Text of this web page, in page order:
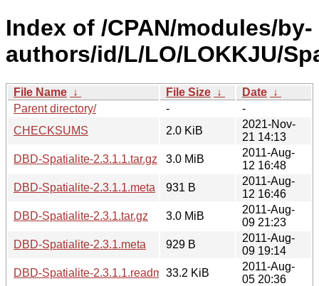
Index of /CPAN/modules/by-
authors/id/L/LO/LOKKJU/
File Name ↓ File Size ↓ Date ↓
Parent directory/
-
-
CHECKSUMS
2.0 KiB
2021-Nov-
21 14:13
DBD-Spatialite-2.3.1.1.tar.gz
3.0 MiB
2011-Aug-
12 16:48
DBD-Spatialite-2.3.1.1.meta
931 B
2011-Aug-
12 16:46
DBD-Spatialite-2.3.1.tar.gz
3.0 MiB
2011-Aug-
09 21:23
DBD-Spatialite-2.3.1.meta
929 B
2011-Aug-
09 19:14
DBD-Spatialite-2.3.1.1.readme33.2 KiB
2011-Aug-
05 20:36